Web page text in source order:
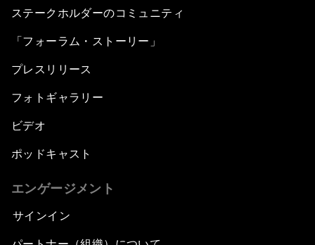
ステークホルダーのコミュニティ
「フォーラム・ストーリー」
プレスリリース
フォトギャラリー
ビデオ
ポッドキャスト
エンゲージメント
サインイン